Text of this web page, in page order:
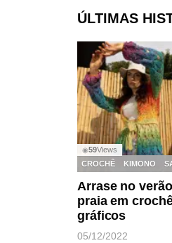
ÚLTIMAS
◉59Views
CROCHÊ
KIMONO
Arrase no
praia em
gráficos
05/12/2022